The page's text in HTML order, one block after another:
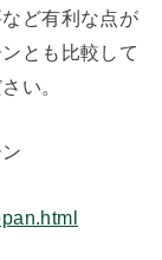
ど有利な点が
とも比較して
い。